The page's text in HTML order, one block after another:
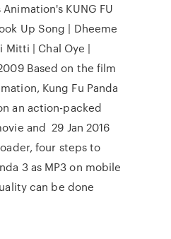
KUNG FU
Up Song | Dheeme
Mitti | Chal Oye |
Based on the film
Kung Fu Panda
an action-packed
and 29 Jan 2016
four steps to
3 as MP3 on mobile
can be done